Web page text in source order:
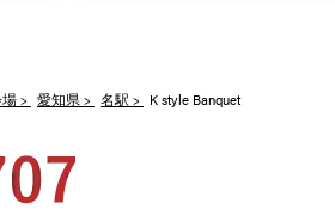
愛知県 名駅 K style Banquet